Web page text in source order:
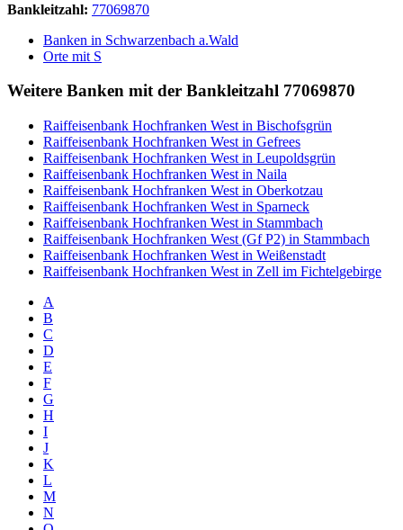
Bankleitzahl: 77069870
Banken in Schwarzenbach a.Wald
Orte mit S
Weitere Banken mit der Bankleitzahl 77069870
Raiffeisenbank Hochfranken West in Bischofsgrün
Raiffeisenbank Hochfranken West in Gefrees
Raiffeisenbank Hochfranken West in Leupoldsgrün
Raiffeisenbank Hochfranken West in Naila
Raiffeisenbank Hochfranken West in Oberkotzau
Raiffeisenbank Hochfranken West in Sparneck
Raiffeisenbank Hochfranken West in Stammbach
Raiffeisenbank Hochfranken West (Gf P2) in Stammbach
Raiffeisenbank Hochfranken West in Weißenstadt
Raiffeisenbank Hochfranken West in Zell im Fichtelgebirge
A
B
C
D
E
F
G
H
I
J
K
L
M
N